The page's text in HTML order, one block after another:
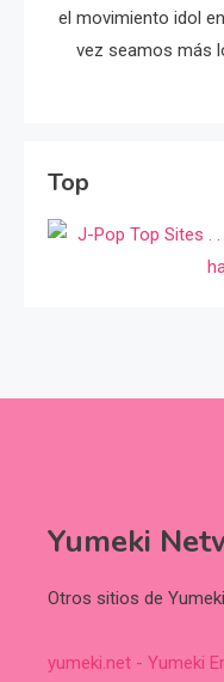
el movimiento idol
vez seamos más
Top
Yumeki
Otros sitios de
yumeki.net - Yumeki